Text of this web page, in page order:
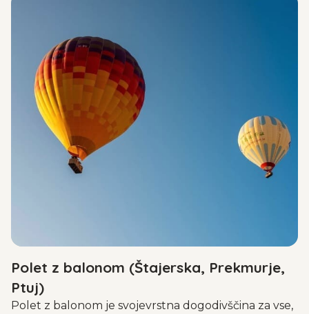
Polet z balonom (Štajerska, Prekmurje,
Ptuj)
Polet z balonom je svojevrstna dogodivščina za vse,